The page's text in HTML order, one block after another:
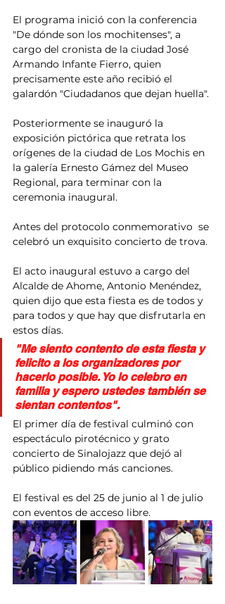
El programa inició con la conferencia
"De dónde son los mochitenses", a
cargo del cronista de la ciudad José
Armando Infante Fierro, quien
precisamente este año recibió el
galardón "Ciudadanos que dejan huella".
Posteriormente se inauguró la
exposición pictórica que retrata los
orígenes de la ciudad de Los Mochis en
la galería Ernesto Gámez del Museo
Regional, para terminar con la
ceremonia inaugural.
Antes del protocolo conmemorativo  se
celebró un exquisito concierto de trova.
El acto inaugural estuvo a cargo del
Alcalde de Ahome, Antonio Menéndez,
quien dijo que esta fiesta es de todos y
para todos y que hay que disfrutarla en
estos días.
"Me siento contento de esta fiesta y
felicito a los organizadores por
hacerlo posible. Yo lo celebro en
familia y espero ustedes también se
sientan contentos".
El primer día de festival culminó con
espectáculo pirotécnico y grato
concierto de Sinalojazz que dejó al
público pidiendo más canciones.
El festival es del 25 de junio al 1 de julio
con eventos de acceso libre.